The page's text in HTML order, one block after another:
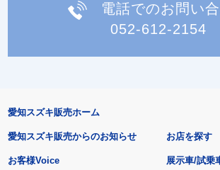
電話でのお問い
052-612-2154
愛知スズキ販売ホーム
愛知スズキ販売からのお知らせ
お客様Voice
お店を探す
展示車/試乗